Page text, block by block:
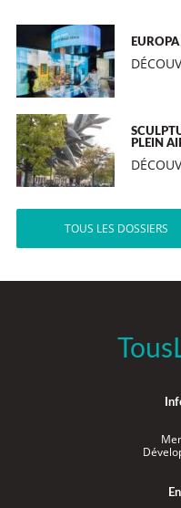
PLEIN
TOUS LES DOSSIERS